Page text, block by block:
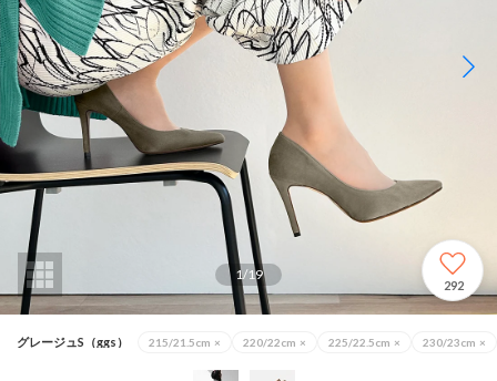
1/19
292
グレージュS（ggs） 215/21.5cm × 220/22cm × 225/22.5cm × 230/23cm ×